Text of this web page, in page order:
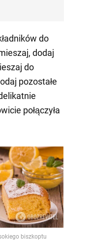
do
dodaj
do
pozostałe
połączyła